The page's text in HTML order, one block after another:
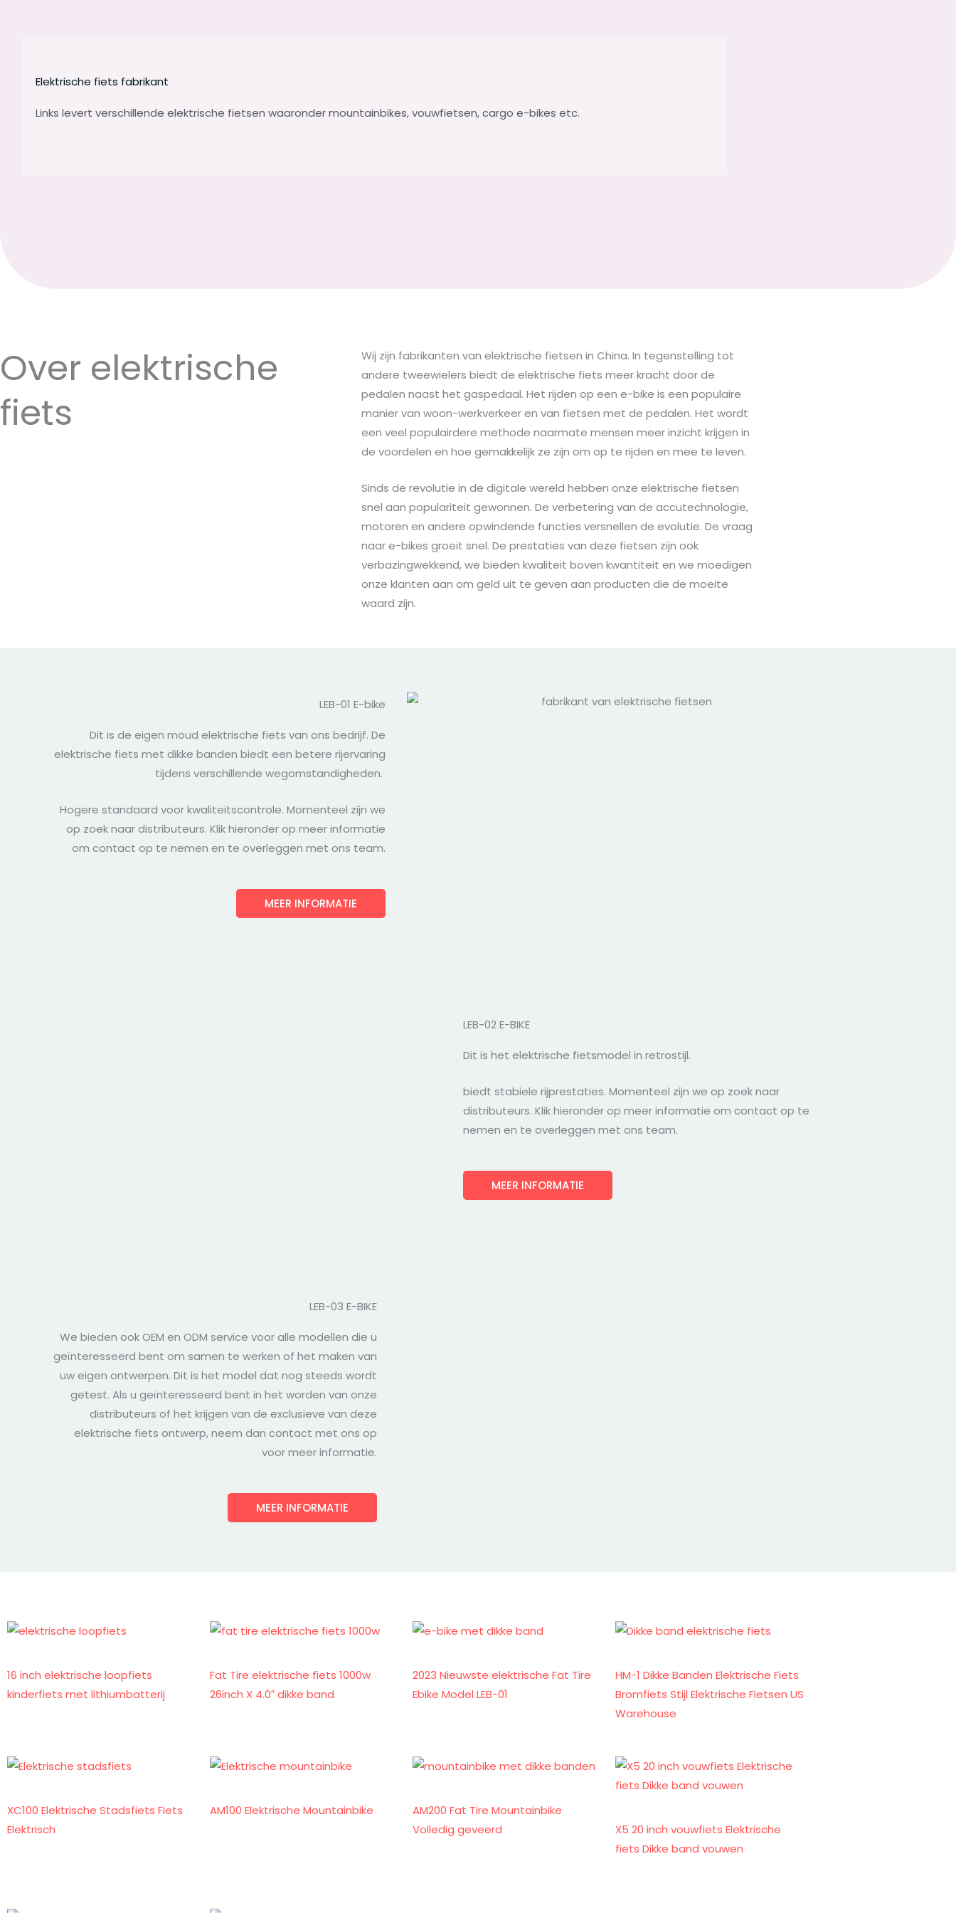
Elektrische fiets fabrikant
Links levert verschillende elektrische fietsen waaronder mountainbikes, vouwfietsen, cargo e-bikes etc.
Over elektrische
fiets
Wij zijn fabrikanten van elektrische fietsen in China. In tegenstelling tot
andere tweewielers biedt de elektrische fiets meer kracht door de
pedalen naast het gaspedaal. Het rijden op een e-bike is een populaire
manier van woon-werkverkeer en van fietsen met de pedalen. Het wordt
een veel populairdere methode naarmate mensen meer inzicht krijgen in
de voordelen en hoe gemakkelijk ze zijn om op te rijden en mee te leven.
Sinds de revolutie in de digitale wereld hebben onze elektrische fietsen
snel aan populariteit gewonnen. De verbetering van de accutechnologie,
motoren en andere opwindende functies versnellen de evolutie. De vraag
naar e-bikes groeit snel. De prestaties van deze fietsen zijn ook
verbazingwekkend, we bieden kwaliteit boven kwantiteit en we moedigen
onze klanten aan om geld uit te geven aan producten die de moeite
waard zijn.
LEB-01 E-bike
Dit is de eigen moud elektrische fiets van ons bedrijf. De
elektrische fiets met dikke banden biedt een betere rijervaring
tijdens verschillende wegomstandigheden.
Hogere standaard voor kwaliteitscontrole. Momenteel zijn we
op zoek naar distributeurs. Klik hieronder op meer informatie
om contact op te nemen en te overleggen met ons team.
MEER INFORMATIE
LEB-02 E-BIKE
Dit is het elektrische fietsmodel in retrostijl.
biedt stabiele rijprestaties. Momenteel zijn we op zoek naar
distributeurs. Klik hieronder op meer informatie om contact op te
nemen en te overleggen met ons team.
MEER INFORMATIE
LEB-03 E-BIKE
We bieden ook OEM en ODM service voor alle modellen die u
geïnteresseerd bent om samen te werken of het maken van
uw eigen ontwerpen. Dit is het model dat nog steeds wordt
getest. Als u geïnteresseerd bent in het worden van onze
distributeurs of het krijgen van de exclusieve van deze
elektrische fiets ontwerp, neem dan contact met ons op
voor meer informatie.
MEER INFORMATIE
16 inch elektrische loopfiets
kinderfiets met lithiumbatterij
Fat Tire elektrische fiets 1000w
26inch X 4.0″ dikke band
2023 Nieuwste elektrische Fat Tire
Ebike Model LEB-01
HM-1 Dikke Banden Elektrische Fiets
Bromfiets Stijl Elektrische Fietsen US
Warehouse
XC100 Elektrische Stadsfiets Fiets
Elektrisch
AM100 Elektrische Mountainbike
AM200 Fat Tire Mountainbike
Volledig geveerd
X5 20 inch vouwfiets Elektrische
fiets Dikke band vouwen